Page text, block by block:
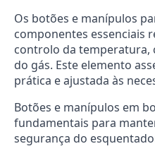
Os botões e manípulos
componentes essenciais
controlo da temperatura,
do gás. Este elemento
prática e ajustada às
Botões e manípulos em
fundamentais para
segurança do